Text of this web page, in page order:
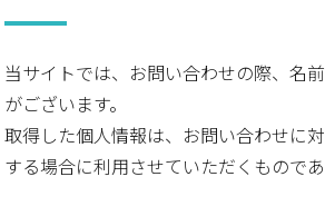
当サイトでは、お問い合わせの際、名
がございます。
取得した個人情報は、お問い合わせに
する場合に利用させていただくもので